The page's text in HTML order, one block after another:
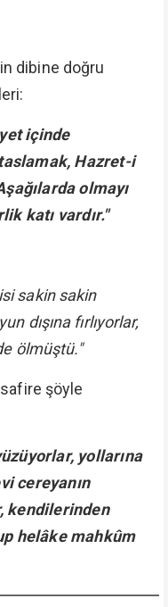
dibine doğru
içinde
Hazret-i
olmayı
katı vardır."
sakin sakin
dışına fırlıyorlar,
ölmüştü."
şöyle
yollarına
cereyanın
kendilerinden
helâke mahkûm